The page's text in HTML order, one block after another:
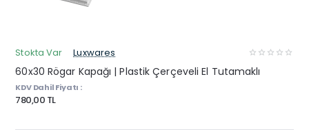
Stokta Var Luxwares
60x30 Rögar Kapağı | Plastik Çerçeveli El Tutamaklı
KDV Dahil Fiyatı :
780,00 TL